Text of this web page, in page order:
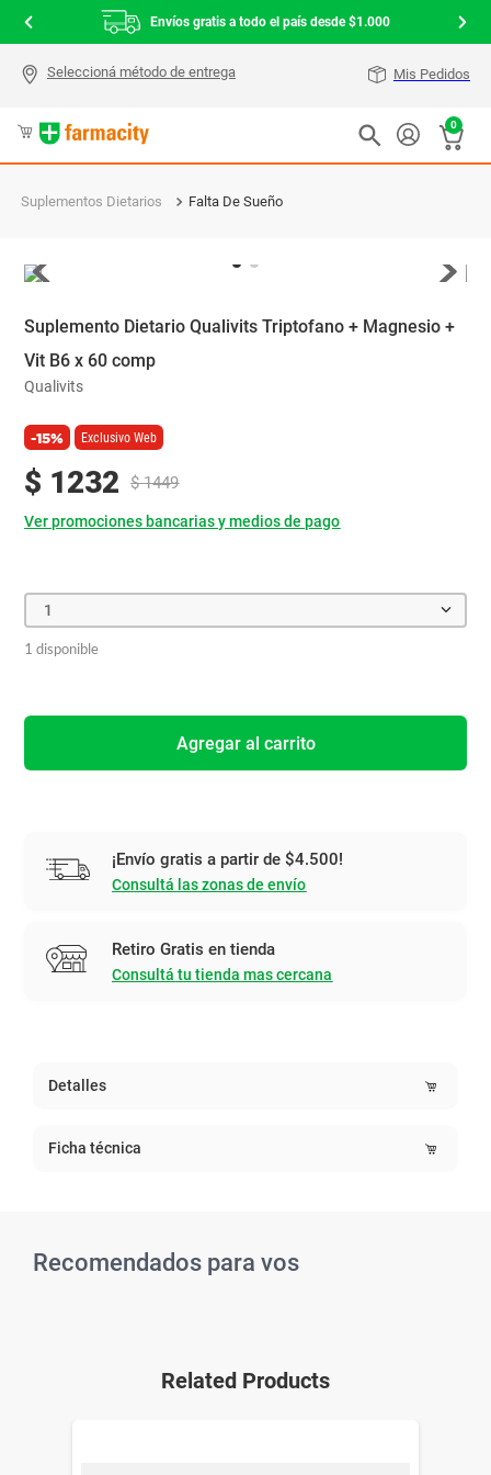
Envíos gratis a todo el país desde $1.000
Mis Pedidos
0
Suplementos Dietarios Falta De Sueño
Suplemento Dietario Qualivits Triptofano + Magnesio +
Vit B6 x 60 comp
Qualivits
-15% Exclusivo Web
$ 1232 $ 1449
Ver promociones bancarias y medios de pago
1
1 disponible
Agregar al carrito
¡Envío gratis a partir de $4.500!
Consultá las zonas de envío
Retiro Gratis en tienda
Consultá tu tienda mas cercana
Detalles
Ficha técnica
Recomendados para vos
Related Products